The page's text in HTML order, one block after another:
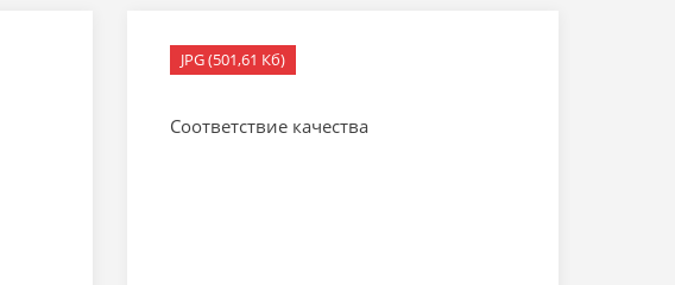
JPG (501,61 Кб)
Соответствие качества